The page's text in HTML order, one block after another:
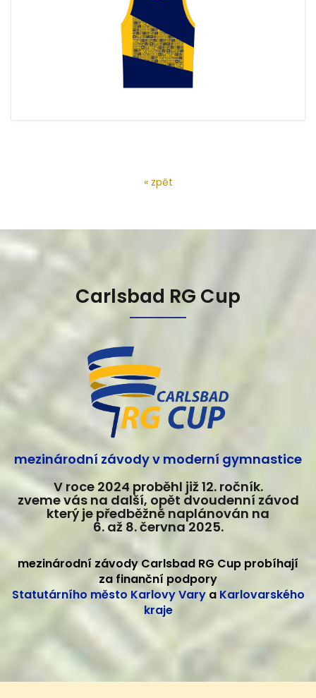
« zpět
Carlsbad RG Cup
mezinárodní závody v moderní gymnastice
V roce 2024 proběhl již 12. ročník.
zveme vás na další, opět dvoudenní závod
který je předběžně naplánován na
6. až 8. června 2025.
mezinárodní závody Carlsbad RG Cup probíhají
za finanční podpory
Statutárního město Karlovy Varya Karlovarského
kraje